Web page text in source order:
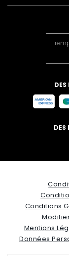
DES
DES
Conditions
Mentions
Données